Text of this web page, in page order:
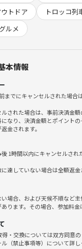
食べてきてください😊
トドア トロッコ列
グルメ
本情報
までにキャンセルされた場合
ルされた場合は、事前決済金
なり、決済金額とポイント
金されます。
後 1時間以内にキャンセルされ
に達していない場合は全額返金
場合、および天候不順など
ります。その場合、参加料金
得・交換については双方同意
（禁止事項等）について詳し